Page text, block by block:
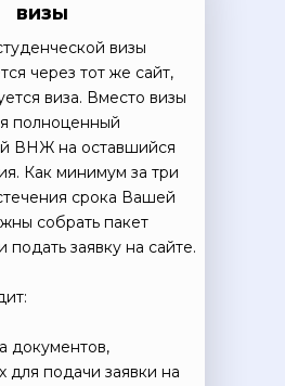
визы
через тот же сайт,
виза. Вместо визы
полноценный
ВНЖ на оставшийся
Как минимум за три
срока Вашей
собрать пакет
подать заявку на сайте.
документов,
для подачи заявки на
визы